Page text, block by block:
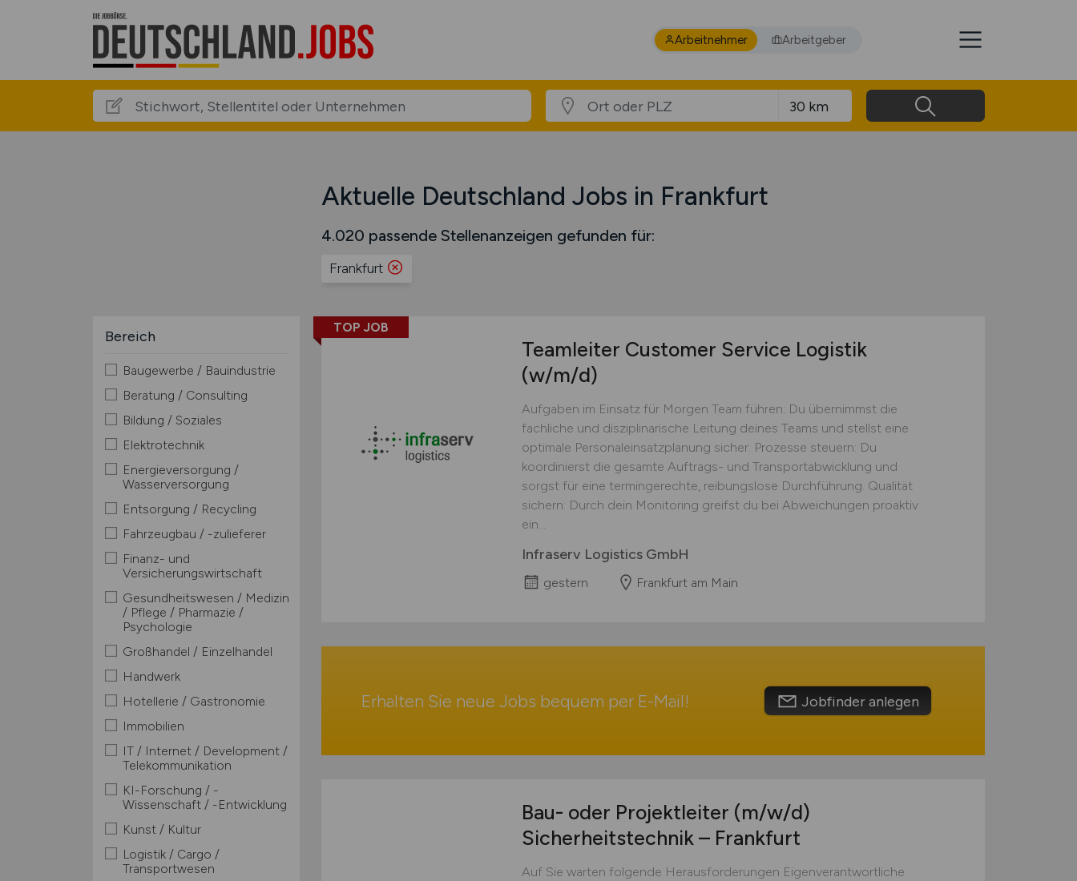
Arbeitnehmer Arbeitgeber
Aktuelle Deutschland Jobs in Frankfurt
4.020 passende Stellenanzeigen gefunden für:
Frankfurt
Bereich
Baugewerbe / Bauindustrie
Beratung / Consulting
Bildung / Soziales
Elektrotechnik
Energieversorgung /
Wasserversorgung
Entsorgung / Recycling
Fahrzeugbau / -zulieferer
Finanz- und
Versicherungswirtschaft
Gesundheitswesen / Medizin
/ Pflege / Pharmazie /
Psychologie
Großhandel / Einzelhandel
Handwerk
Hotellerie / Gastronomie
Immobilien
IT / Internet / Development /
Telekommunikation
KI-Forschung / -
Wissenschaft / -Entwicklung
Kunst / Kultur
Logistik / Cargo /
Transportwesen
TOP JOB
Teamleiter Customer Service Logistik
(w/m/d)
Aufgaben im Einsatz für Morgen Team führen: Du übernimmst die
fachliche und disziplinarische Leitung deines Teams und stellst eine
optimale Personaleinsatzplanung sicher. Prozesse steuern: Du
koordinierst die gesamte Auftrags- und Transportabwicklung und
sorgst für eine termingerechte, reibungslose Durchführung. Qualität
sichern: Durch dein Monitoring greifst du bei Abweichungen proaktiv
ein...
Infraserv Logistics GmbH
gestern Frankfurt am Main
Erhalten Sie neue Jobs bequem per E-Mail! Jobfinder anlegen
Bau- oder Projektleiter (m/w/d)
Sicherheitstechnik – Frankfurt
Auf Sie warten folgende Herausforderungen Eigenverantwortliche